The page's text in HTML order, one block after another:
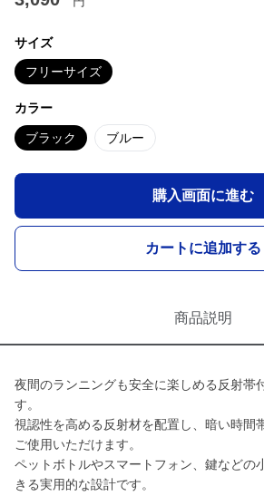
サイズ
フリーサイズ
カラー
ブラック ブルー
購入画面に進む
カートに追加する
商品説明
夜間のランニングも安全に楽しめる反射帯
す。
視認性を高める反射材を配置し、暗い時間
ご使用いただけます。
ペットボトルやスマートフォン、鍵などの
きる実用的な設計です。